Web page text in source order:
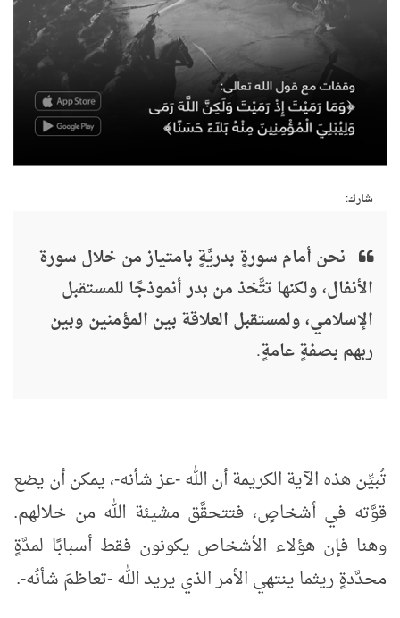
شارك:
نحن أمام سورةٍ بدريَّةٍ بامتياز من خلال سورة
الأنفال، ولكنها تتَّخذ من بدر أنموذجًا للمستقبل
الإسلامي، ولمستقبل العلاقة بين المؤمنين وبين
ربهم بصفةٍ عامةٍ.
تُبيِّن هذه الآية الكريمة أن الله -عز شأنه-، يمكن أن يضع
قوَّته في أشخاصٍ، فتتحقَّق مشيئة الله من خلالهم.
وهنا فإن هؤلاء الأشخاص يكونون فقط أسبابًا لمدَّةٍ
محدَّدةٍ ريثما ينتهي الأمر الذي يريد الله -تعاظمَ شأنُه-.